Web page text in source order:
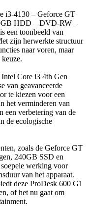
i3-4130 – Geforce GT
HDD – DVD-RW –
een toonbeeld van
zijn herwerkte structuur
naar voren, maar
Core i3 4th Gen
van geavanceerde
te kiezen voor een
het verminderen van
een verbetering van de
de ecologische
zoals de Geforce GT
240GB SSD en
werking voor
van het apparaat.
deze ProDesk 600 G1
of het nu gaat om